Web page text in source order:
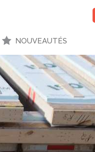
NOUVEAUTÉS